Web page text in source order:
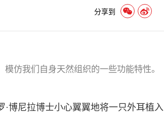
分享到
仿我们自身天然组织的一些功能特性。
博尼拉博士小心翼翼地将一只外耳植入